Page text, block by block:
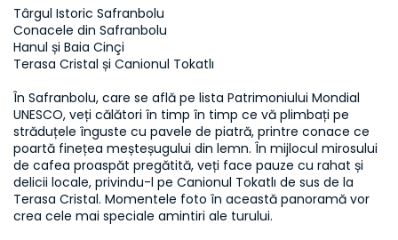
Târgul Istoric Safranbolu
Conacele din Safranbolu
Hanul și Baia Cinçi
Terasa Cristal și Canionul Tokatlı
În Safranbolu, care se află pe lista Patrimoniului Mondial
UNESCO, veți călători în timp în timp ce vă plimbați pe
străduțele înguste cu pavele de piatră, printre conace ce
poartă finețea meșteșugului din lemn. În mijlocul mirosului
de cafea proaspăt pregătită, veți face pauze cu rahat și
delicii locale, privindu-l pe Canionul Tokatlı de sus de la
Terasa Cristal. Momentele foto în această panoramă vor
crea cele mai speciale amintiri ale turului.